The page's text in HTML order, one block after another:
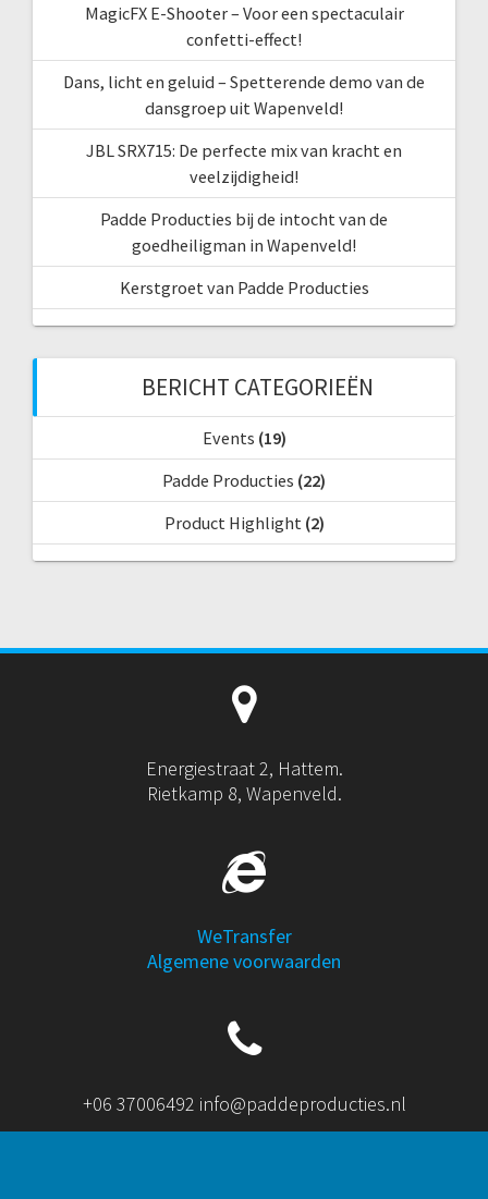
MagicFX E-Shooter – Voor een spectaculair
confetti-effect!
Dans, licht en geluid – Spetterende demo van de
dansgroep uit Wapenveld!
JBL SRX715: De perfecte mix van kracht en
veelzijdigheid!
Padde Producties bij de intocht van de
goedheiligman in Wapenveld!
Kerstgroet van Padde Producties
BERICHT CATEGORIEËN
Events (19)
Padde Producties (22)
Product Highlight (2)
Energiestraat 2, Hattem.
Rietkamp 8, Wapenveld.
WeTransfer
Algemene voorwaarden
+06 37006492 info@paddeproducties.nl